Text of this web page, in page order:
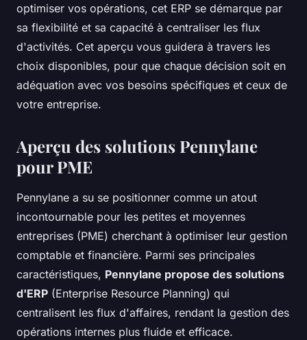
optimiser vos opérations, cet ERP se démarque par
sa flexibilité et sa capacité à centraliser les flux
d'activités. Cet aperçu vous guidera à travers les
choix disponibles, pour que chaque décision soit en
adéquation avec vos besoins spécifiques et ceux de
votre entreprise.
Aperçu des solutions Pennylane
pour PME
Pennylane a su se positionner comme un atout
incontournable pour les petites et moyennes
entreprises (PME) cherchant à optimiser leur gestion
comptable et financière. Parmi ses principales
caractéristiques, Pennylane propose des solutions
d'ERP (Enterprise Resource Planning) qui
centralisent les flux d'affaires, rendant la gestion des
opérations internes plus fluide et efficace.